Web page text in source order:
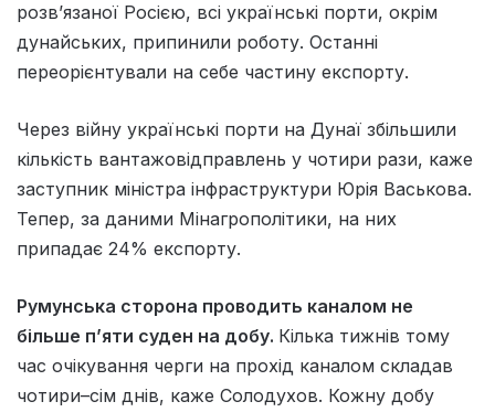
розвʼязаної Росією, всі українські порти, окрім
дунайських, припинили роботу. Останні
переорієнтували на себе частину експорту.
Через війну українські порти на Дунаї збільшили
кількість вантажовідправлень у чотири рази, каже
заступник міністра інфраструктури Юрія Васькова.
Тепер, за даними Мінагрополітики, на них
припадає 24% експорту.
Румунська сторона проводить каналом не
більше пʼяти суден на добу. Кілька тижнів тому
час очікування черги на прохід каналом складав
чотири–сім днів, каже Солодухов. Кожну добу